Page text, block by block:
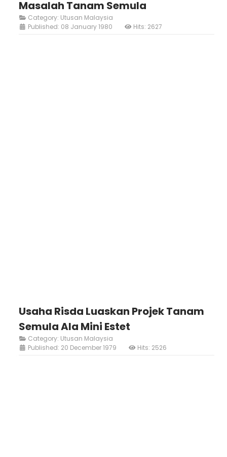
Masalah Tanam Semula
Category: Utusan Malaysia
Published: 08 January 1980
Hits: 2627
Usaha Risda Luaskan Projek Tanam
Semula Ala Mini Estet
Category: Utusan Malaysia
Published: 20 December 1979
Hits: 2526